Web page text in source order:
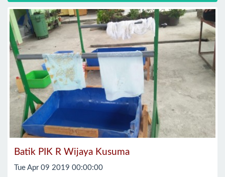
Batik PIK R Wijaya Kusuma
Tue Apr 09 2019 00:00:00